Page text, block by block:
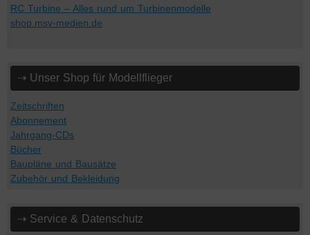
RC Turbine – Alles rund um Turbinenmodelle
shop.msv-medien.de
⇢ Unser Shop für Modellflieger
Zeitschriften
Abonnement
Jahrgang-CDs
Bücher
Baupläne und Bausätze
Zubehör und Bekleidung
⇢ Service & Datenschutz